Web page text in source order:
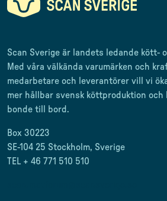
Scan Sverige är landets ledande kött-
Med våra välkända varumärken och
medarbetare och leverantörer vill vi
mer hållbar svensk köttproduktion och
bonde till
bord.
Box 30223
SE-104 25 Stockholm, Sverige
TEL + 46 771 510 510